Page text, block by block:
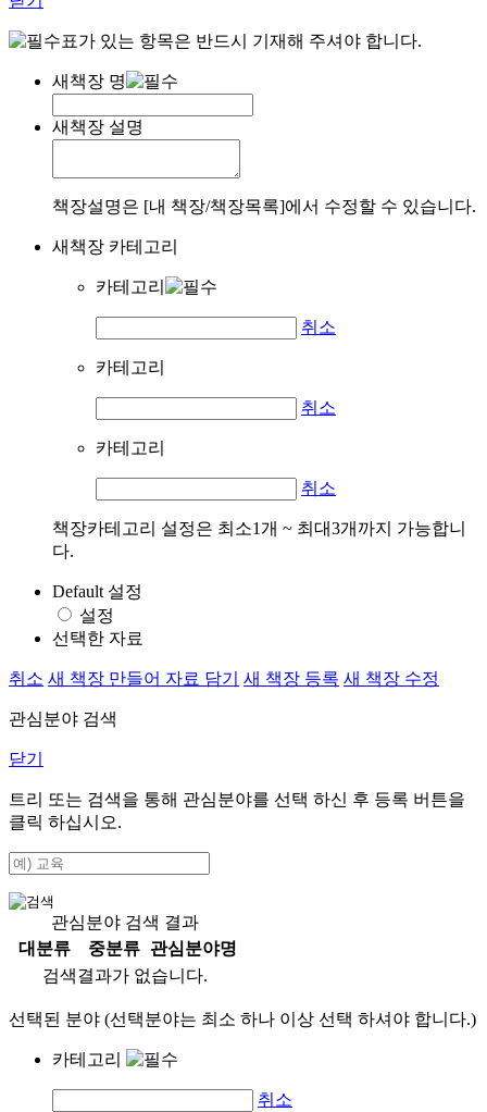
표가 있는 항목은 반드시 기재해 주셔야 합니다.
새책장 명
새책장 설명
책장설명은 [내 책장/책장목록]에서 수정할 수 있습니다.
새책장 카테고리
카테고리
취소
카테고리
취소
카테고리
취소
책장카테고리 설정은 최소1개 ~ 최대3개까지 가능합니
다.
Default 설정
설정
선택한 자료
취소 새 책장 만들어 자료 담기 새 책장 등록 새 책장 수정
관심분야 검색
닫기
트리 또는 검색을 통해 관심분야를 선택 하신 후 등록 버튼을
클릭 하십시오.
관심분야 검색 결과
대분류
중분류
관심분야명
검색결과가 없습니다.
선택된 분야 (선택분야는 최소 하나 이상 선택 하셔야 합니다.)
카테고리
취소